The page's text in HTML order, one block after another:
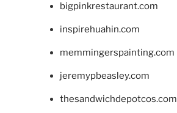
bigpinkrestaurant.com
inspirehuahin.com
memmingerspainting.com
jeremypbeasley.com
thesandwichdepotcos.com